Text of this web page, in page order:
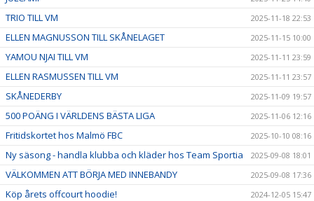
TRIO TILL VM 2025-11-18 22:53
ELLEN MAGNUSSON TILL SKÅNELAGET 2025-11-15 10:00
YAMOU NJAI TILL VM 2025-11-11 23:59
ELLEN RASMUSSEN TILL VM 2025-11-11 23:57
SKÅNEDERBY 2025-11-09 19:57
500 POÄNG I VÄRLDENS BÄSTA LIGA 2025-11-06 12:16
Fritidskortet hos Malmö FBC 2025-10-10 08:16
Ny säsong - handla klubba och kläder hos Team Sportia 2025-09-08 18:01
VÄLKOMMEN ATT BÖRJA MED INNEBANDY 2025-09-08 17:36
Köp årets offcourt hoodie! 2024-12-05 15:47